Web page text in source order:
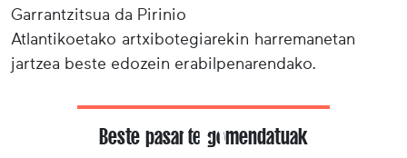
Garrantzitsua da Pirinio
Atlantikoetako artxibotegiarekin harremanetan
jartzea beste edozein erabilpenarendako.
Beste pasarte gomendatuak